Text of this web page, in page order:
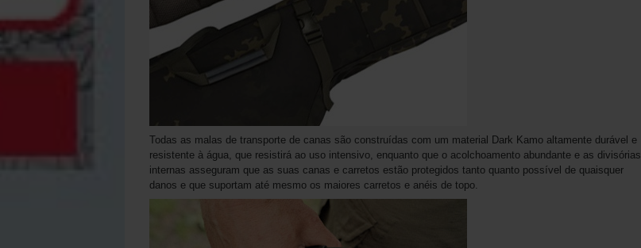
Todas as malas de transporte de canas são construídas com um material Dark Kamo altamente durável e
resistente à água, que resistirá ao uso intensivo, enquanto que o acolchoamento abundante e as divisórias
internas asseguram que as suas canas e carretos estão protegidos tanto quanto possível de quaisquer
danos e que suportam até mesmo os maiores carretos e anéis de topo.